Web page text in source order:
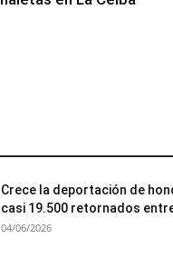
Crece la deportación de
casi 19.500 retornados
04/06/2026